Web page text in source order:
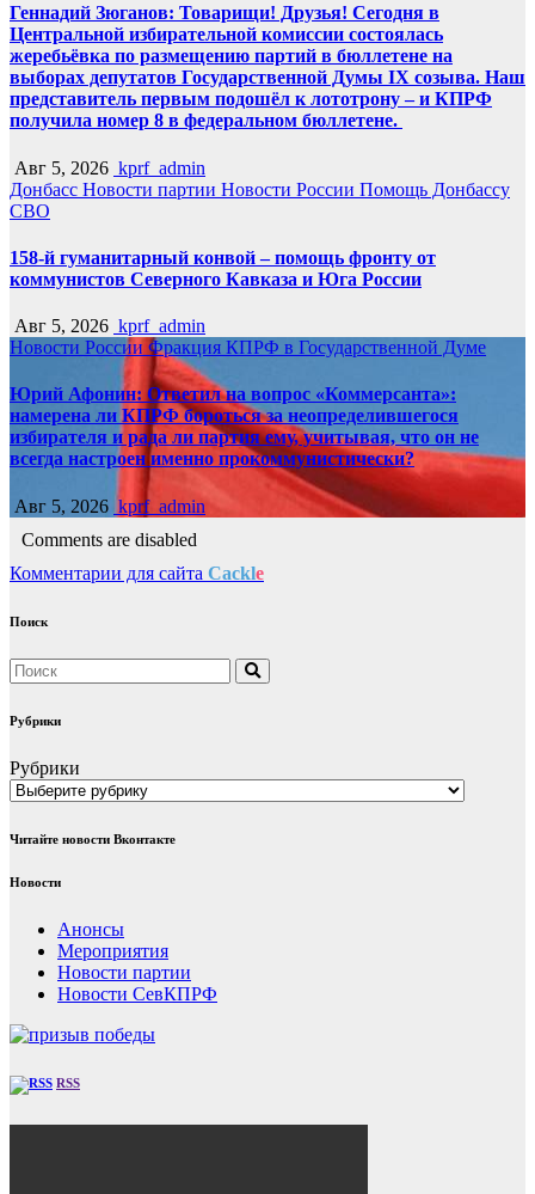
Геннадий Зюганов: Товарищи! Друзья! Сегодня в
Центральной избирательной комиссии состоялась
жеребьёвка по размещению партий в бюллетене на
выборах депутатов Государственной Думы IX созыва. Наш
представитель первым подошёл к лототрону – и КПРФ
получила номер 8 в федеральном бюллетене.
Авг 5, 2026 kprf_admin
Донбасс Новости партии Новости России Помощь Донбассу
СВО
158-й гуманитарный конвой – помощь фронту от
коммунистов Северного Кавказа и Юга России
Авг 5, 2026 kprf_admin
Новости России Фракция КПРФ в Государственной Думе
Юрий Афонин: Ответил на вопрос «Коммерсанта»:
намерена ли КПРФ бороться за неопределившегося
избирателя и рада ли партия ему, учитывая, что он не
всегда настроен именно прокоммунистически?
Авг 5, 2026 kprf_admin
Comments are disabled
Комментарии для сайта Cackle
Поиск
Рубрики
Рубрики
Читайте новости Вконтакте
Новости
Анонсы
Мероприятия
Новости партии
Новости СевКПРФ
RSS